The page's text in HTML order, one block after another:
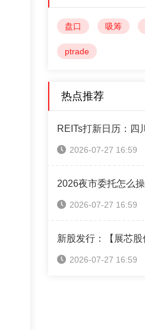
盘口 吸筹
ptrade
热点推荐
2026-07-27 16:59
2026-07-27 16:59
2026-07-27 16:59